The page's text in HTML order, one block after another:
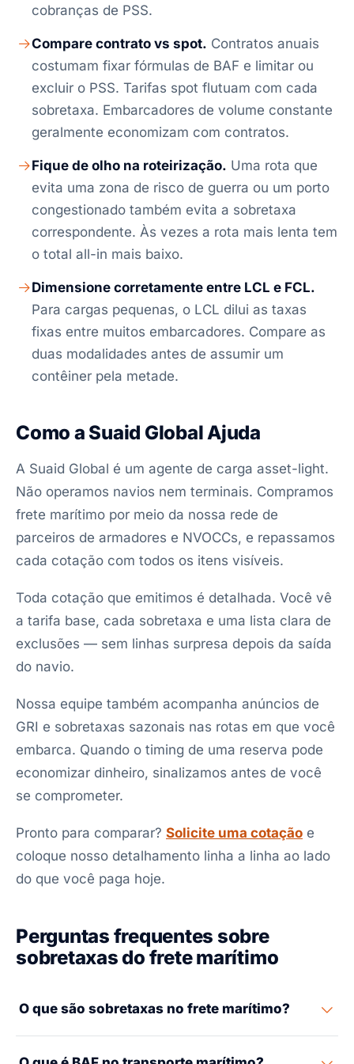
cobranças de PSS.
Compare contrato vs spot. Contratos anuais
costumam fixar fórmulas de BAF e limitar ou
excluir o PSS. Tarifas spot flutuam com cada
sobretaxa. Embarcadores de volume constante
geralmente economizam com contratos.
Fique de olho na roteirização. Uma rota que
evita uma zona de risco de guerra ou um porto
congestionado também evita a sobretaxa
correspondente. Às vezes a rota mais lenta tem
o total all-in mais baixo.
Dimensione corretamente entre LCL e FCL.
Para cargas pequenas, o LCL dilui as taxas
fixas entre muitos embarcadores. Compare as
duas modalidades antes de assumir um
contêiner pela metade.
Como a Suaid Global Ajuda
A Suaid Global é um agente de carga asset-light.
Não operamos navios nem terminais. Compramos
frete marítimo por meio da nossa rede de
parceiros de armadores e NVOCCs, e repassamos
cada cotação com todos os itens visíveis.
Toda cotação que emitimos é detalhada. Você vê
a tarifa base, cada sobretaxa e uma lista clara de
exclusões — sem linhas surpresa depois da saída
do navio.
Nossa equipe também acompanha anúncios de
GRI e sobretaxas sazonais nas rotas em que você
embarca. Quando o timing de uma reserva pode
economizar dinheiro, sinalizamos antes de você
se comprometer.
Pronto para comparar? Solicite uma cotação e
coloque nosso detalhamento linha a linha ao lado
do que você paga hoje.
Perguntas frequentes sobre
sobretaxas do frete marítimo
O que são sobretaxas no frete marítimo?